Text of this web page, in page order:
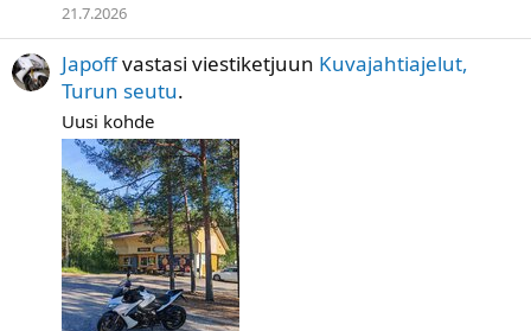
21.7.2026
Japoffvastasi viestiketjuun Kuvajahtiajelut,
Turun seutu.
Uusi kohde